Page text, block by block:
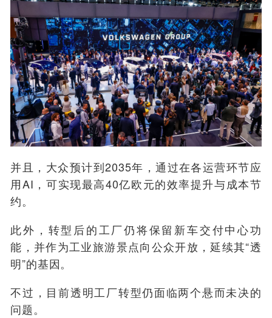
并且，大众预计到2035年，通过在各运营环节应
用AI，可实现最高40亿欧元的效率提升与成本节
约。
此外，转型后的工厂仍将保留新车交付中心功
能，并作为工业旅游景点向公众开放，延续其“透
明”的基因。
不过，目前透明工厂转型仍面临两个悬而未决的
问题。